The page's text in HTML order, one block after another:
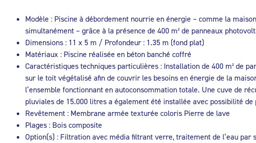
Modèle : Piscine à débordement nourrie en énergie – comme la
simultanément – grâce à la présence de 400 m² de panneaux
Dimensions : 11 x 5 m / Profondeur : 1.35 m (fond plat)
Matériaux : Piscine réalisée en béton banché coffré
Caractéristiques techniques particulières : Installation de 400 m² de
sur le toit végétalisé afin de couvrir les besoins en énergie de la
l’ensemble fonctionnant en autoconsommation totale. Une cuve de
pluviales de 15.000 litres a également été installée avec possibilité de
Revêtement : Membrane armée texturée coloris Pierre de lave
Plages : Bois composite
Option(s) : Filtration avec média filtrant verre, traitement de l’eau par